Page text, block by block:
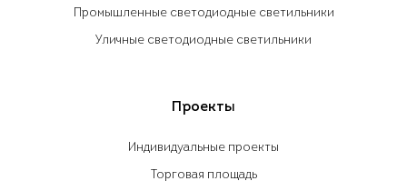
Промышленные светодиодные светильники
Уличные светодиодные светильники
Проекты
Индивидуальные проекты
Торговая площадь